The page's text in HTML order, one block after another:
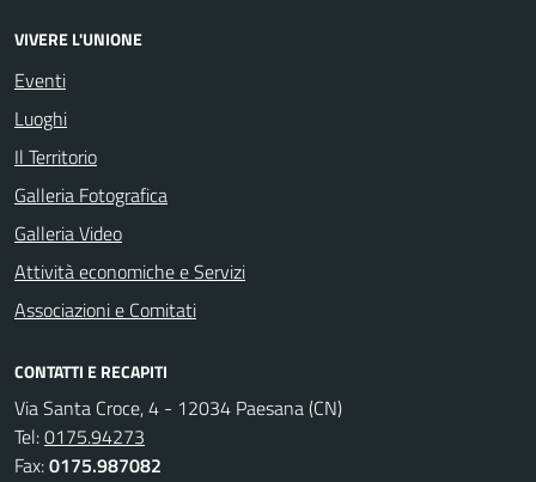
VIVERE L'UNIONE
Eventi
Luoghi
Il Territorio
Galleria Fotografica
Galleria Video
Attività economiche e Servizi
Associazioni e Comitati
CONTATTI E RECAPITI
Via Santa Croce, 4 - 12034 Paesana (CN)
Tel:0175.94273
Fax:0175.987082